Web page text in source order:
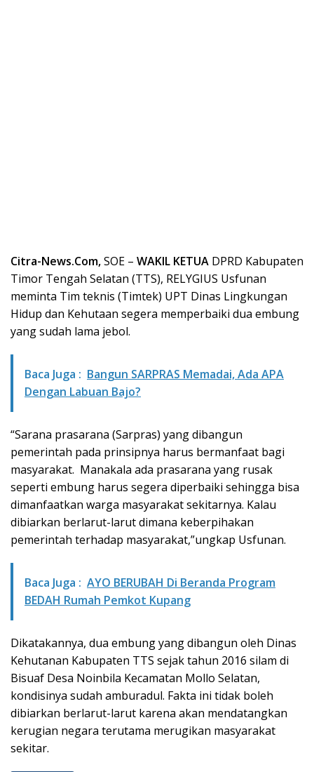
Citra-News.Com,SOE – WAKIL KETUA DPRD Kabupaten
Timor Tengah Selatan (TTS), RELYGIUS Usfunan
meminta Tim teknis (Timtek) UPT Dinas Lingkungan
Hidup dan Kehutaan segera memperbaiki dua embung
yang sudah lama jebol.
Baca Juga : Bangun SARPRAS Memadai, Ada APA
Dengan Labuan Bajo?
“Sarana prasarana (Sarpras) yang dibangun
pemerintah pada prinsipnya harus bermanfaat bagi
masyarakat. Manakala ada prasarana yang rusak
seperti embung harus segera diperbaiki sehingga bisa
dimanfaatkan warga masyarakat sekitarnya. Kalau
dibiarkan berlarut-larut dimana keberpihakan
pemerintah terhadap masyarakat,”ungkap Usfunan.
Baca Juga : AYO BERUBAH Di Beranda Program
BEDAH Rumah Pemkot Kupang
Dikatakannya, dua embung yang dibangun oleh Dinas
Kehutanan Kabupaten TTS sejak tahun 2016 silam di
Bisuaf Desa Noinbila Kecamatan Mollo Selatan,
kondisinya sudah amburadul. Fakta ini tidak boleh
dibiarkan berlarut-larut karena akan mendatangkan
kerugian negara terutama merugikan masyarakat
sekitar.